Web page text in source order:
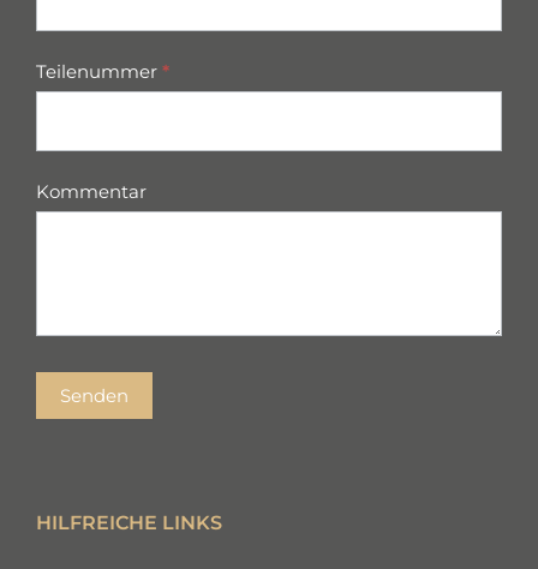
Teilenummer *
Kommentar
Senden
HILFREICHE LINKS